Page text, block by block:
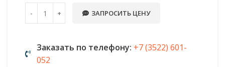
ЗАПРОСИТЬ ЦЕНУ
Заказать по телефону: +7 (3522) 601-
052